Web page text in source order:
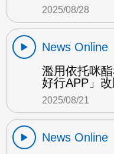
2025/08/28
News Online
濫用依托咪
好行APP」
2025/08/21
News Online